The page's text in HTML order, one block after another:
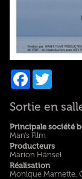
Facebook
Twitter
Sortie en
Principale société
Man's Film
Producteurs
Marion Hänsel
Réalisation
Monique Marnette,